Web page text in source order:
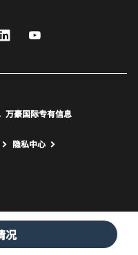
况
LinkedIn
万豪国际专有信息
隐私中心
口